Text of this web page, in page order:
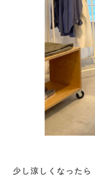
少し涼しくなったら